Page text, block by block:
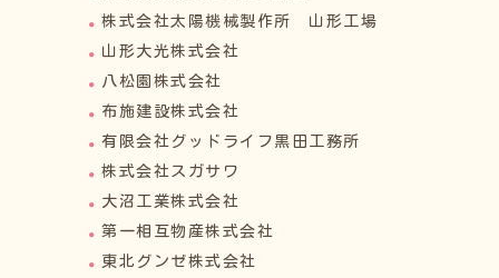
株式会社太陽機械製作所 山形工場
山形大光株式会社
八松園株式会社
布施建設株式会社
有限会社グッドライフ黒田工務所
株式会社スガサワ
大沼工業株式会社
第一相互物産株式会社
東北グンゼ株式会社